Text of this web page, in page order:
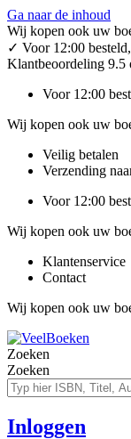
Ga naar de inhoud
Wij kopen ook uw
✓ Voor 12:00
Klantbeoordeling
Voor 12:00
Wij kopen ook uw
Veilig betalen
Verzending
Voor 12:00
Wij kopen ook uw
Klantenservice
Contact
Wij kopen ook uw
Zoeken
Zoeken
Inloggen